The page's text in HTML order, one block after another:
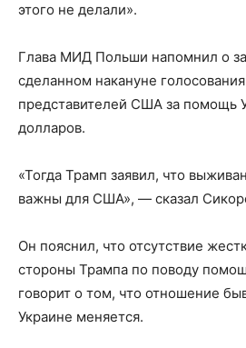
этого не делали».
Глава МИД Польши напомнил о
сделанном накануне
представителей США за помощь
долларов.
«Тогда Трамп заявил, что
важны для США», — сказал
Он пояснил, что отсутствие
стороны Трампа по поводу
говорит о том, что отношение
Украине меняется.